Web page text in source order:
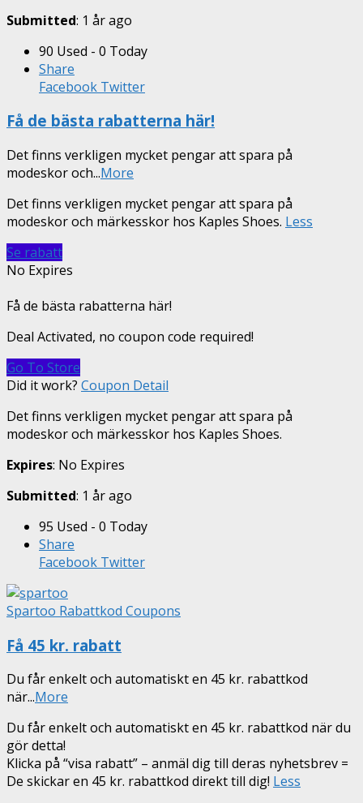
Submitted: 1 år ago
90 Used - 0 Today
Share
Facebook Twitter
Få de bästa rabatterna här!
Det finns verkligen mycket pengar att spara på
modeskor och...More
Det finns verkligen mycket pengar att spara på
modeskor och märkesskor hos Kaples Shoes. Less
Se rabatt
No Expires
Få de bästa rabatterna här!
Deal Activated, no coupon code required!
Go To Store
Did it work? Coupon Detail
Det finns verkligen mycket pengar att spara på
modeskor och märkesskor hos Kaples Shoes.
Expires: No Expires
Submitted: 1 år ago
95 Used - 0 Today
Share
Facebook Twitter
Spartoo Rabattkod Coupons
Få 45 kr. rabatt
Du får enkelt och automatiskt en 45 kr. rabattkod
när...More
Du får enkelt och automatiskt en 45 kr. rabattkod när du
gör detta!
Klicka på “visa rabatt” – anmäl dig till deras nyhetsbrev =
De skickar en 45 kr. rabattkod direkt till dig! Less